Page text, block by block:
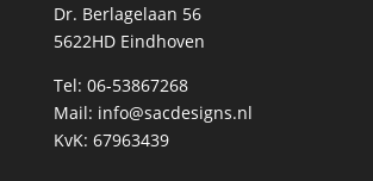
Dr. Berlagelaan 56
5622HD Eindhoven
Tel: 06-53867268
Mail: info@sacdesigns.nl
KvK: 67963439